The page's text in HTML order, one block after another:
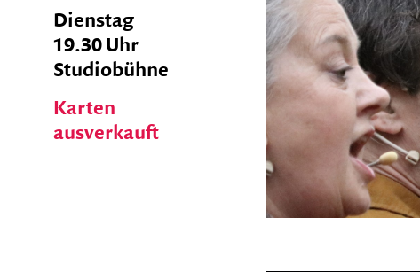
zum
Ticket
Shop
Dienstag
19.30 Uhr
Studiobühne
Karten
ausverkauft